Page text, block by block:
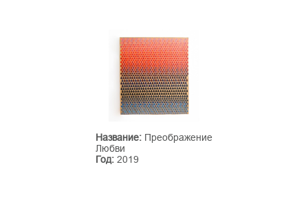
Название: Преображение
Любви
Год: 2019